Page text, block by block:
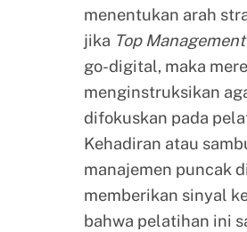
menentukan arah
jika Top Management
go-digital, maka
menginstruksikan
difokuskan pada
Kehadiran atau
manajemen puncak
memberikan sinyal
bahwa pelatihan ini